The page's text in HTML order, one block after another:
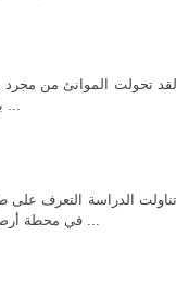
لقد تحولت الموانئ من مجرد
بالمتطلبات التقنية والادارة التشغيلية، من هنا قام البحث بالتعريف بالموانئ البحرية وتصنيفها ووظائفها ...
تناولت الدراسة التعرف على
في محطة أرصاد مصراته خلال فترة 1949-2009م ومعرفة دور كل من العوامل الطبيعية والبشرية في كيفية استغلال ...